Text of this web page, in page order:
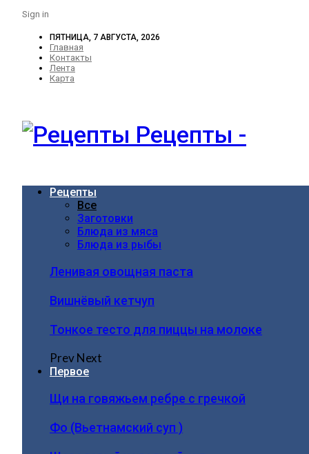
Sign in
ПЯТНИЦА, 7 АВГУСТА, 2026
Главная
Контакты
Лента
Карта
Рецепты -
Рецепты
Все
Заготовки
Блюда из мяса
Блюда из рыбы
Ленивая овощная паста
Вишнёвый кетчуп
Тонкое тесто для пиццы на молоке
PrevNext
Первое
Щи на говяжьем ребре с гречкой
Фо (Вьетнамский суп )